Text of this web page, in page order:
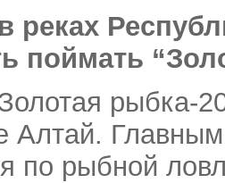
реках
поймать
рыбка-
Алтай.
по рыбной